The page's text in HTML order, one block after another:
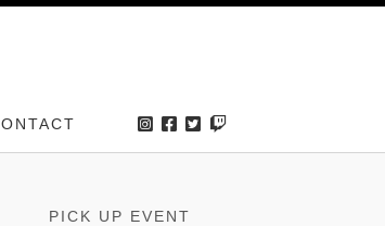
PICK UP EVENT